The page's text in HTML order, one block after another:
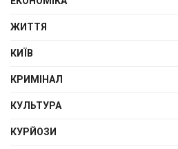
ЖИТТЯ
КИЇВ
КРИМІНАЛ
КУЛЬТУРА
КУРЙОЗИ